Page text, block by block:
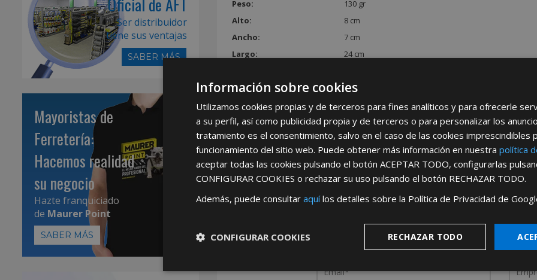
Peso:
130 gr
Alto:
8 cm
Ancho:
7 cm
Largo:
24 cm
REGÍSTRATE PARA HACERTE
Desdeaquípodrá ver todas las
Rellene este formulario y nos pondremos en contacto
Ser distribuidor
tiene sus ventajas
SABER MÁS
Mayoristas de
Ferretería:
Hacemos realidad
su negocio
Hazte franquiciado
de Maurer Point
SABER MÁS
Información sobre cookies
Utilizamos cookies propias y de terceros para fines analíticos y para ofrecerle
a su perfil, así como publicidad propia y de terceros o para personalizar los
tratamiento es el consentimiento, salvo en el caso de las cookies imprescindibles
funcionamiento del sitio web. Puede obtener más información en nuestra política
aceptar todas las cookies pulsando el botón ACEPTAR TODO, configurarlas
CONFIGURAR COOKIES o rechazar su uso pulsando el botón RECHAZAR TODO.
Además, puede consultar aquílos detalles sobre la Política de Privacidad de
RECHAZAR TODO
CONFIGURAR COOKIES